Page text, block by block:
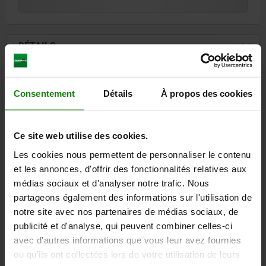
Consentement Détails À propos des cookies
Ce site web utilise des cookies.
Les cookies nous permettent de personnaliser le contenu
et les annonces, d'offrir des fonctionnalités relatives aux
médias sociaux et d'analyser notre trafic. Nous
partageons également des informations sur l'utilisation de
notre site avec nos partenaires de médias sociaux, de
publicité et d'analyse, qui peuvent combiner celles-ci
avec d'autres informations que vous leur avez fournies
ou qu'ils ont collectées lors de votre utilisation de leurs
DÉTAILS
TÉLÉCHARGEMENTS
D'autres clients ont
également acheté
04624-30